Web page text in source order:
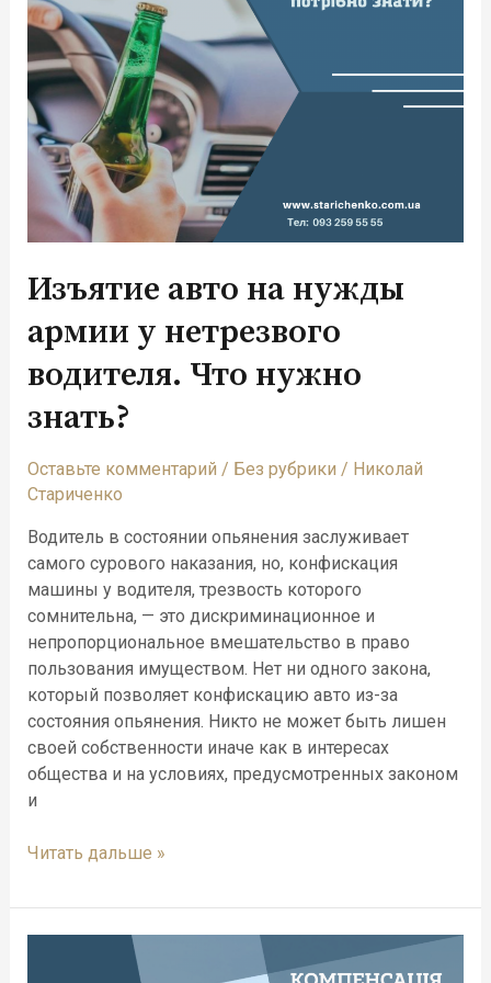
Изъятие авто на нужды
армии у нетрезвого
водителя. Что нужно
знать?
Оставьте комментарий / Без рубрики / Николай
Стариченко
Водитель в состоянии опьянения заслуживает
самого сурового наказания, но, конфискация
машины у водителя, трезвость которого
сомнительна, — это дискриминационное и
непропорциональное вмешательство в право
пользования имуществом. Нет ни одного закона,
который позволяет конфискацию авто из-за
состояния опьянения. Никто не может быть лишен
своей собственности иначе как в интересах
общества и на условиях, предусмотренных законом
и
Что
нужно
знать?
Читать дальше »
Компенсация